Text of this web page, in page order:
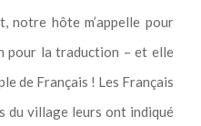
notre hôte m’appelle pour
pour la traduction – et elle
de Français ! Les Français
du village leurs ont indiqué